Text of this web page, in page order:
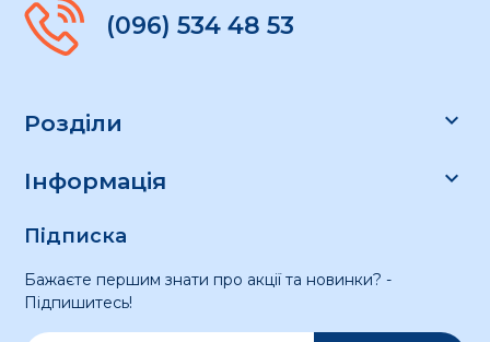
(096) 534 48 53
Розділи 
Інформація 
Підписка
Бажаєте першим знати про акції та новинки? -
Підпишитесь!